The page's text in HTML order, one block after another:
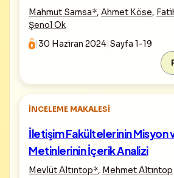
Mahmut Samsa*, Ahmet Köse,
Şenol Ok
|30 Haziran 2024 Sayfa 1-19
İNCELEME MAKALESI
İletişim Fakültelerinin Misyon
Metinlerinin İçerik Analizi
Mevlüt Altıntop*, Mehmet Altıntop